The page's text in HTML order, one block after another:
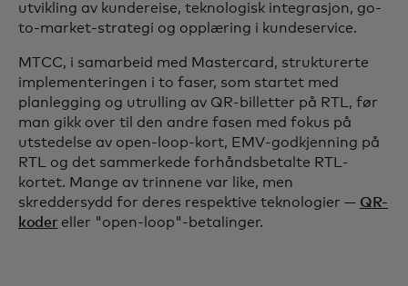
utvikling av kundereise, teknologisk integrasjon, go-
to-market-strategi og opplæring i kundeservice.
MTCC, i samarbeid med Mastercard, strukturerte
implementeringen i to faser, som startet med
planlegging og utrulling av QR-billetter på RTL, før
man gikk over til den andre fasen med fokus på
utstedelse av open-loop-kort, EMV-godkjenning på
RTL og det sammerkede forhåndsbetalte RTL-
kortet. Mange av trinnene var like, men
skreddersydd for deres respektive teknologier — QR-
kodereller "open-loop"-betalinger.